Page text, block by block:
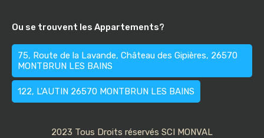
Ou se trouvent les Appartements?
75, Route de la Lavande, Château des Gipières, 26570
MONTBRUN LES BAINS
122, L'AUTIN 26570 MONTBRUN LES BAINS
2023 Tous Droits réservés SCI MONVAL